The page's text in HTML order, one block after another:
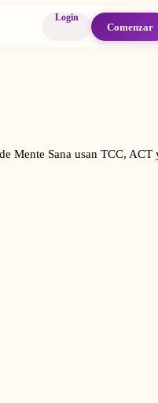
Login
Comenzar
Mente Sana usan TCC, ACT